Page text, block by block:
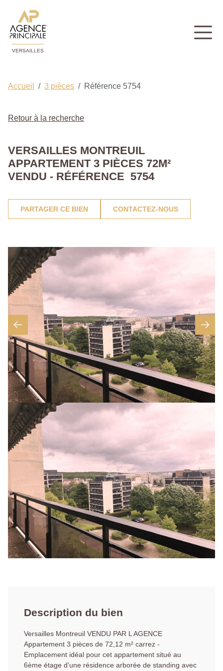
VERSAILLES
Accueil 3 pièces Référence 5754
Retour à la recherche
VERSAILLES MONTREUIL
APPARTEMENT 3 PIÈCES 72M²
VENDU - RÉFÉRENCE 5754
PARTAGER CE BIEN CONTACTEZ-NOUS
Description du bien
Versailles Montreuil VENDU PAR L AGENCE
Appartement 3 pièces de 72,12 m² carrez -
Emplacement idéal pour cet appartement situé au
6ème étage d'une résidence arborée de standing avec